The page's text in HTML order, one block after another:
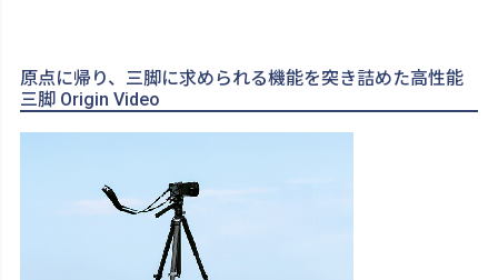
原点に帰り、三脚に求められる機能を突き詰めた高性能
三脚 Origin Video